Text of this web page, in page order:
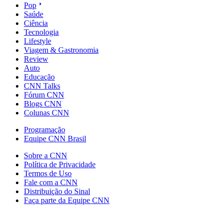
Pop
Saúde
Ciência
Tecnologia
Lifestyle
Viagem & Gastronomia
Review
Auto
Educação
CNN Talks
Fórum CNN
Blogs CNN
Colunas CNN
Programação
Equipe CNN Brasil
Sobre a CNN
Política de Privacidade
Termos de Uso
Fale com a CNN
Distribuição do Sinal
Faça parte da Equipe CNN